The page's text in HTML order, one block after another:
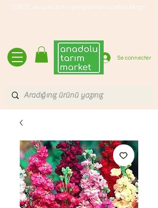
500 TL ve üzeri tüm siparişlerinde ücretsiz kargo
Se connecter